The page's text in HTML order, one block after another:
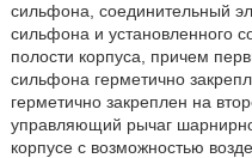
сильфона, соединительный
сильфона и установленного
полости корпуса, причем
сильфона герметично
герметично закреплен на
управляющий рычаг
корпусе с возможностью